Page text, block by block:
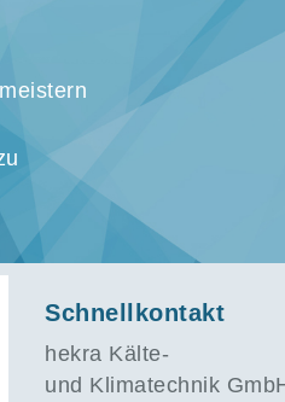
Schnellkontakt
hekra Kälte-
und Klimatechnik